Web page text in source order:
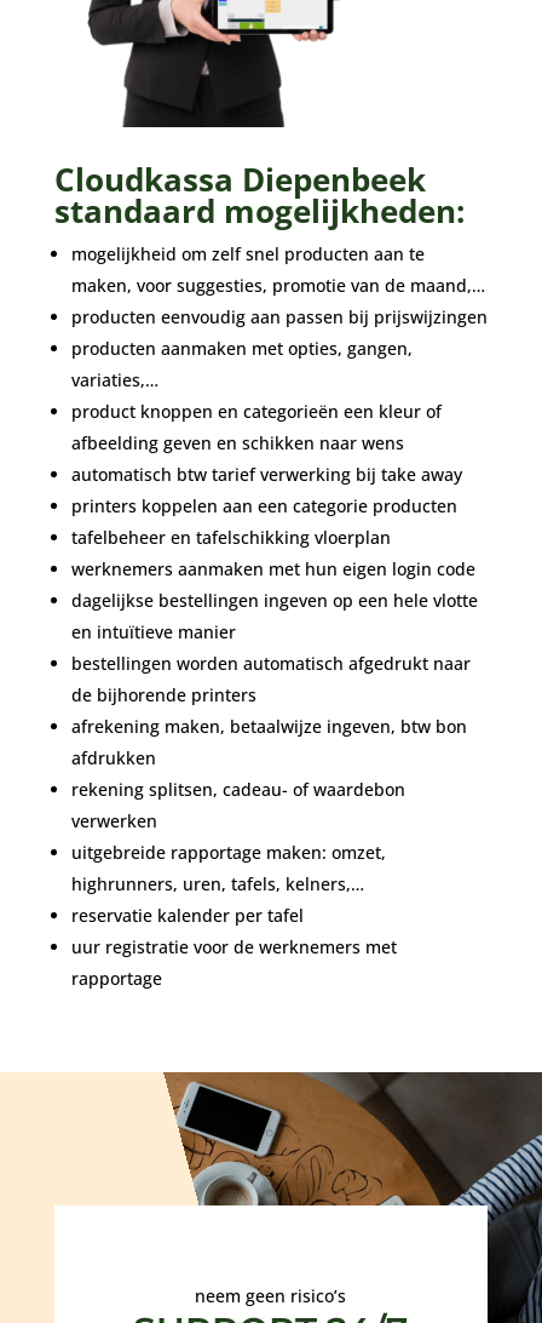
Cloudkassa Diepenbeek
standaard mogelijkheden:
mogelijkheid om zelf snel producten aan te
maken, voor suggesties, promotie van de maand,…
producten eenvoudig aan passen bij prijswijzingen
producten aanmaken met opties, gangen,
variaties,…
product knoppen en categorieën een kleur of
afbeelding geven en schikken naar wens
automatisch btw tarief verwerking bij take away
printers koppelen aan een categorie producten
tafelbeheer en tafelschikking vloerplan
werknemers aanmaken met hun eigen login code
dagelijkse bestellingen ingeven op een hele vlotte
en intuïtieve manier
bestellingen worden automatisch afgedrukt naar
de bijhorende printers
afrekening maken, betaalwijze ingeven, btw bon
afdrukken
rekening splitsen, cadeau- of waardebon
verwerken
uitgebreide rapportage maken: omzet,
highrunners, uren, tafels, kelners,…
reservatie kalender per tafel
uur registratie voor de werknemers met
rapportage
neem geen risico’s